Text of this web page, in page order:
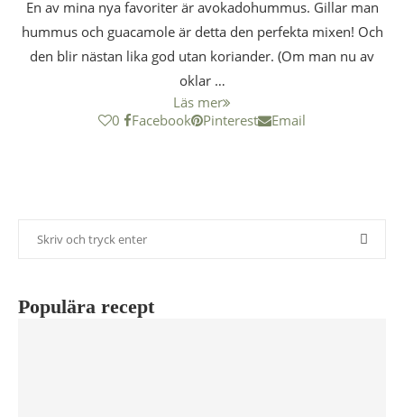
En av mina nya favoriter är avokadohummus. Gillar man
hummus och guacamole är detta den perfekta mixen! Och
den blir nästan lika god utan koriander. (Om man nu av
oklar …
Läs mer
0
Facebook Pinterest Email
Populära recept